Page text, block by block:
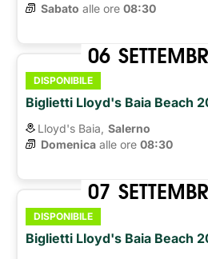
Sabato alle ore 08:30
06
DISPONIBILE
Biglietti Lloyd's Baia Beach
Lloyd's Baia, Salerno
Domenica alle ore 08:30
07
DISPONIBILE
Biglietti Lloyd's Baia Beach